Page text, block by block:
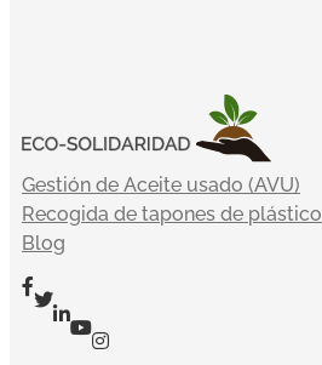
Gestión de Aceite usado (AVU)
Recogida de tapones de plástico
Blog